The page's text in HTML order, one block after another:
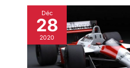
Déc
28
2020